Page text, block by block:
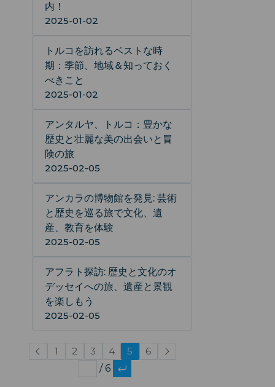
内！
2025-01-02
トルコを訪れるベストな時
期：季節、地域＆知っておく
べきこと
2025-01-02
アンタルヤ、トルコ：豊かな
歴史と壮麗な美の出会いと冒
険の旅
2025-02-05
アンカラの博物館を発見: 芸術
と歴史を巡る旅で文化、遺
産、教育を体験
2025-02-05
アフラト探訪: 歴史と文化のオ
デッセイへの旅、遺産と景観
を楽しもう
2025-02-05
1 2 3 4 5
6
/ 6